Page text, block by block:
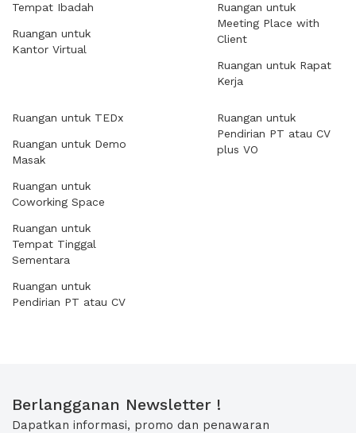
Tempat Ibadah
Ruangan untuk
Kantor Virtual
Ruangan untuk
Meeting Place with
Client
Ruangan untuk Rapat
Kerja
Ruangan untuk TEDx
Ruangan untuk Demo
Masak
Ruangan untuk
Coworking Space
Ruangan untuk
Tempat Tinggal
Sementara
Ruangan untuk
Pendirian PT atau CV
Ruangan untuk
Pendirian PT atau CV
plus VO
Berlangganan Newsletter !
Dapatkan informasi, promo dan penawaran